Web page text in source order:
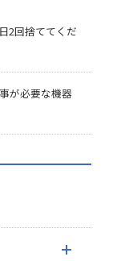
2回捨ててくだ
が必要な機器